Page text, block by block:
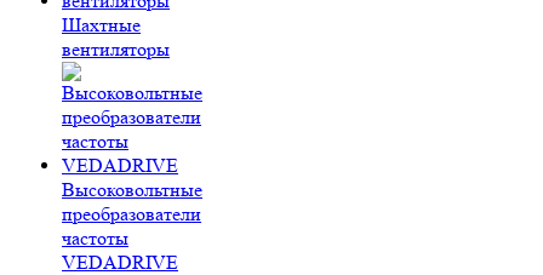
Шахтные
вентиляторы
Высоковольтные
преобразователи
частоты
VEDADRIVE